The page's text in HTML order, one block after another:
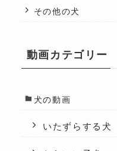
その他の犬
動画カテゴリー
犬の動画
いたずらする犬